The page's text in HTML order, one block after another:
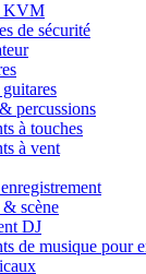
KVM
de sécurité
percussions
à touches
à vent
scène
DJ
de musique pour